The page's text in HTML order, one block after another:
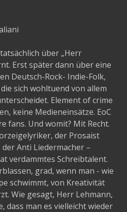
über „Herr
Erst später dann über eine
Deutsch-Rock- Indie-Folk,
sich wohltuend von allem
Element of crime
keine Medieneinsätze. EoC
fans. Und womit? Mit Recht.
der Prosaist
Anti Liedermacher –
verdammtes Schreibtalent.
grad, wenn man - wie
schwimmt, von Kreativität
Wie gesagt, Herr Lehmann,
dass man es vielleicht wieder